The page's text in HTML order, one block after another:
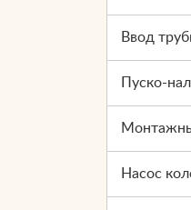
Ввод
Пуско-
Насос